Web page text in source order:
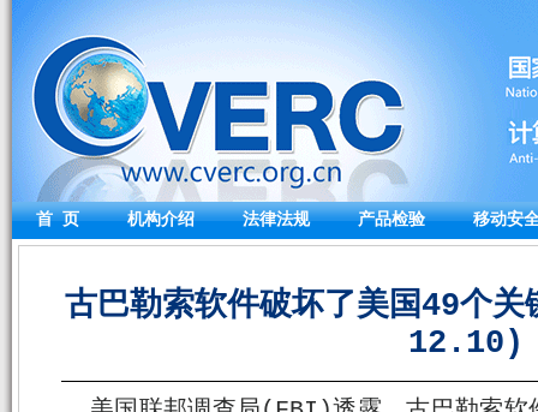
首 页 机构介绍 法律法规 产品检验 移动安
古巴勒索软件破坏了美国49个
12.10)